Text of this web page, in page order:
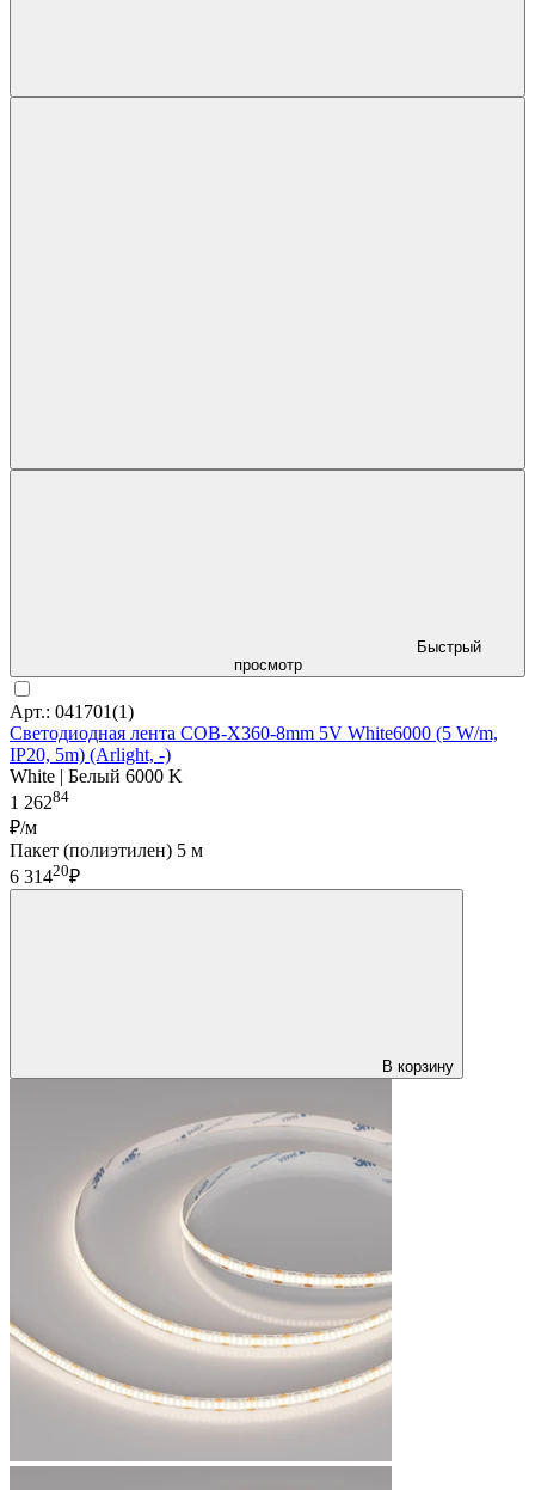
Быстрый
просмотр
Арт.: 041701(1)
Светодиодная лента COB-X360-8mm 5V White6000 (5 W/m,
IP20, 5m) (Arlight, -)
White | Белый 6000 K
1 26284
₽/м
Пакет (полиэтилен) 5 м
6 31420₽
В корзину